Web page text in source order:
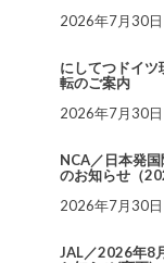
2026年7月30日
にしてつドイツ
転のご案内
2026年7月30日
NCA／日本発
のお知らせ（
2026年7月30日
JAL／2026年8